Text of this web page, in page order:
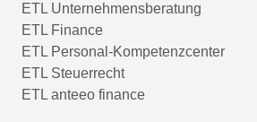
ETL Unternehmensberatung
ETL Finance
ETL Personal-Kompetenzcenter
ETL Steuerrecht
ETL anteeo finance